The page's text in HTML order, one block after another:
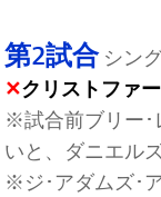
第2試合シン
✕クリストファ
※試合前ブリー･
いと、ダニエル
※ジ･アダムズ･